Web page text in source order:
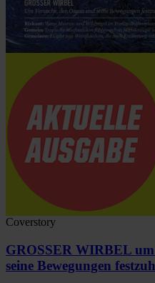
Coverstory
GROSSER WIRBEL um
seine Bewegungen